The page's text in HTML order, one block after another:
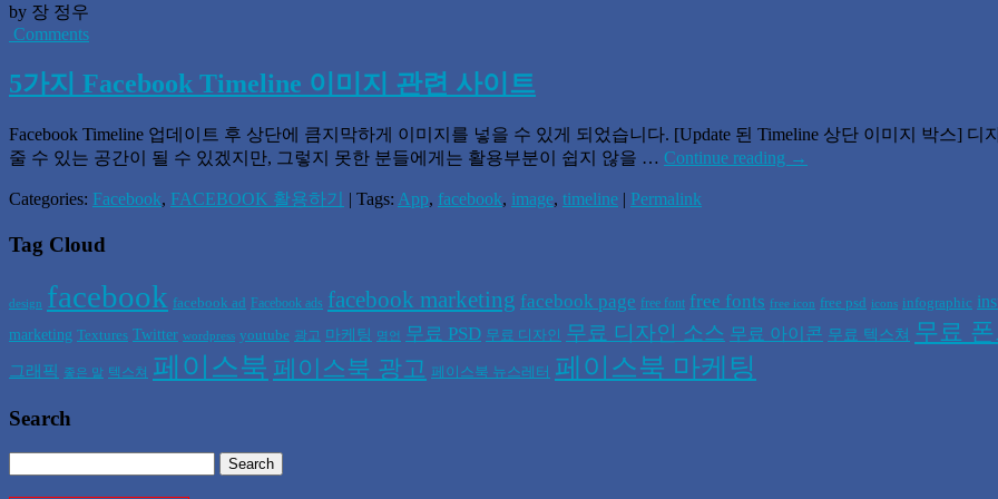
by 장 정우
Comments
5가지 Facebook Timeline 이미지 관련 사이트
Facebook Timeline 업데이트 후 상단에 큼지막하게 이미지를 넣을 수 있게 되었습니다. [Update 된 Timeline 상단 이미지 박스]
줄 수 있는 공간이 될 수 있겠지만, 그렇지 못한 분들에게는 활용부분이 쉽지 않을 … Continue reading →
Categories: Facebook, FACEBOOK 활용하기 | Tags: App, facebook, image, timeline | Permalink
Tag Cloud
design facebook facebook ad Facebook ads facebook marketing facebook page free font free fonts free icon free psd icons infographic
marketing Textures Twitter wordpress youtube 광고 마케팅 명언 무료 PSD 무료 디자인 무료 디자인 소스 무료 아이콘 무료 텍스쳐 무료
그래픽 좋은 말 텍스쳐 페이스북 페이스북 광고 페이스북 뉴스레터 페이스북 마케팅
Search